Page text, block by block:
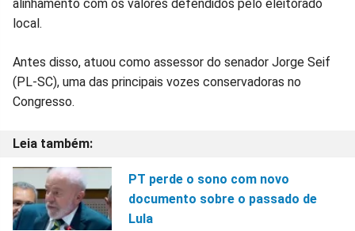
alinhamento com os valores defendidos pelo eleitorado
local.
Antes disso, atuou como assessor do senador Jorge Seif
(PL-SC), uma das principais vozes conservadoras no
Congresso.
PT perde o sono com novo
documento sobre o passado de
Lula